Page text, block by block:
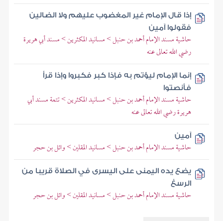
إذا قال الإمام غير المغضوب عليهم ولا الضالين
فقولوا آمين
حاشية مسند الإمام أحمد بن حنبل > مسانيد المكثرين > مسند أبي هريرة
رضي الله تعالى عنه
إنما الإمام ليؤتم به فإذا كبر فكبروا وإذا قرأ
فأنصتوا
حاشية مسند الإمام أحمد بن حنبل > مسانيد المكثرين > تتمة مسند أبي
هريرة رضي الله تعالى عنه
آمين
حاشية مسند الإمام أحمد بن حنبل > مسانيد المقلين > وائل بن حجر
يضع يده اليمنى على اليسرى في الصلاة قريبا من
الرسغ
حاشية مسند الإمام أحمد بن حنبل > مسانيد المقلين > وائل بن حجر